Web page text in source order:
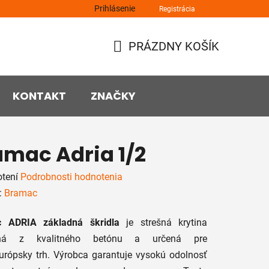
Prihlásenie Registrácia
KOŠÍK
PRÁZDNY KOŠÍK
KONTAKT ZNAČKY
Adria 1/2
Podrobnosti hodnotenia
Bramac
ADRIA základná škridla je strešná krytina
z kvalitného betónu a určená pre
trh. Výrobca garantuje vysokú odolnosť